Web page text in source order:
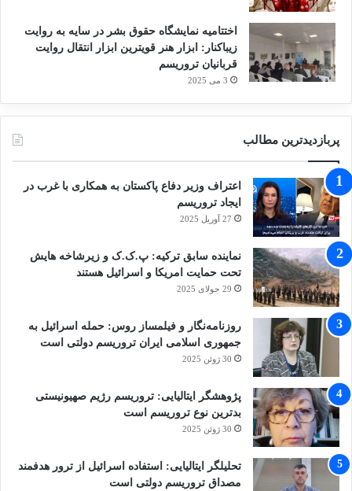
اختتامیه نمایشگاه حقوق بشر در سایه به روایت
زیباکنار: ابزار هنر قویترین ابزار انتقال روایت
قربانیان تروریسم
3 می 2025
پربازدیدترین مطالب
اعتراف وزیر دفاع پاکستان به همکاری با غرب در
ایجاد تروریسم
27 آوریل 2025
نماینده سابق ترکیه: پ.ک.ک و زیرشاخه هایش
تحت حمایت امریکا و اسرائیل هستند
29 جولای 2025
روزنامه‌نگار و فیلمساز روس: حمله اسرائیل به
جمهوری اسلامی ایران تروریسم دولتی است
30 ژوئن 2025
پژوهشگر ایتالیایی: تروریسم رژیم صهیونیستی
بدترین نوع تروریسم است
30 ژوئن 2025
تحلیلگر ایتالیایی: استفاده اسرائیل از ترور هدفمند
مصداق تروریسم دولتی است